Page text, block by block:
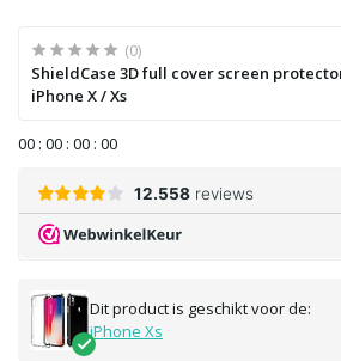
(0)
ShieldCase 3D full cover screen
iPhone X / Xs
00 : 00 : 00 : 00
Dit product is geschikt voor de:
iPhone Xs